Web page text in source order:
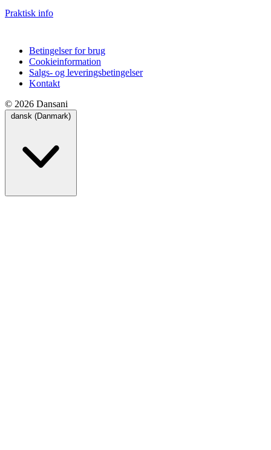
Praktisk info
Betingelser for brug
Cookieinformation
Salgs- og leveringsbetingelser
Kontakt
© 2026 Dansani
dansk (Danmark)